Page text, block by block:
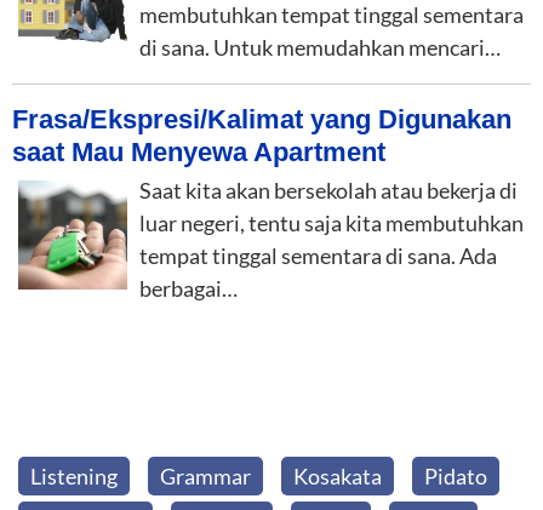
membutuhkan tempat tinggal sementara
di sana. Untuk memudahkan mencari…
Frasa/Ekspresi/Kalimat yang Digunakan
saat Mau Menyewa Apartment
Saat kita akan bersekolah atau bekerja di
luar negeri, tentu saja kita membutuhkan
tempat tinggal sementara di sana. Ada
berbagai…
Listening Grammar Kosakata
Pidato